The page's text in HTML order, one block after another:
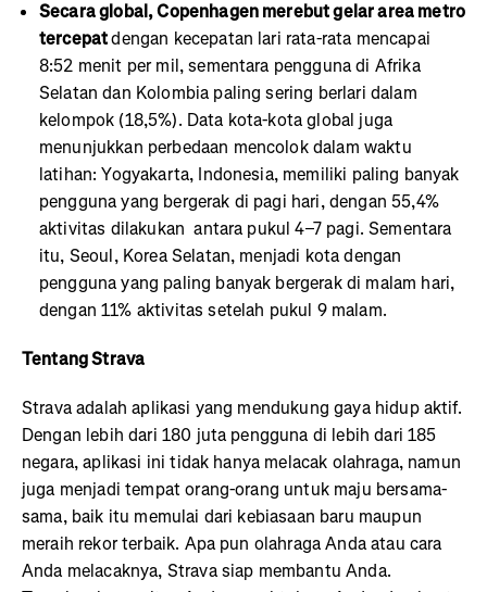
Secara global, Copenhagen merebut gelar area metro
tercepatdengan kecepatan lari rata-rata mencapai
8:52 menit per mil, sementara pengguna di Afrika
Selatan dan Kolombia paling sering berlari dalam
kelompok (18,5%). Data kota-kota global juga
menunjukkan perbedaan mencolok dalam waktu
latihan: Yogyakarta, Indonesia, memiliki paling banyak
pengguna yang bergerak di pagi hari, dengan 55,4%
aktivitas dilakukan antara pukul 4–7 pagi. Sementara
itu, Seoul, Korea Selatan, menjadi kota dengan
pengguna yang paling banyak bergerak di malam hari,
dengan 11% aktivitas setelah pukul 9 malam.
Tentang Strava
Strava adalah aplikasi yang mendukung gaya hidup aktif.
Dengan lebih dari 180 juta pengguna di lebih dari 185
negara, aplikasi ini tidak hanya melacak olahraga, namun
juga menjadi tempat orang-orang untuk maju bersama-
sama, baik itu memulai dari kebiasaan baru maupun
meraih rekor terbaik. Apa pun olahraga Anda atau cara
Anda melacaknya, Strava siap membantu Anda.